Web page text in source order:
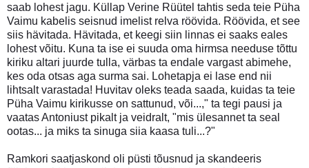
saab lohest jagu. Küllap Verine Rüütel tahtis seda teie Püha
Vaimu kabelis seisnud imelist relva röövida. Röövida, et see
siis hävitada. Hävitada, et keegi siin linnas ei saaks eales
lohest võitu. Kuna ta ise ei suuda oma hirmsa needuse tõttu
kiriku altari juurde tulla, värbas ta endale vargast abimehe,
kes oda otsas aga surma sai. Lohetapja ei lase end nii
lihtsalt varastada! Huvitav oleks teada saada, kuidas ta teie
Püha Vaimu kirikusse on sattunud, või...," ta tegi pausi ja
vaatas Antoniust pikalt ja veidralt, "mis ülesannet ta seal
ootas... ja miks ta sinuga siia kaasa tuli...?"
Ramkori saatjaskond oli püsti tõusnud ja skandeeris